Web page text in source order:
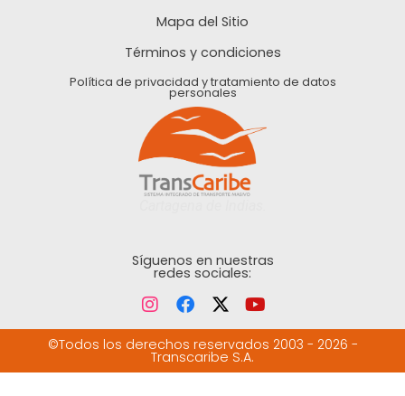
Mapa del Sitio
Términos y condiciones
Política de privacidad y tratamiento de datos
personales
Síguenos en nuestras
redes sociales:
©Todos los derechos reservados 2003 - 2026 -
Transcaribe S.A.